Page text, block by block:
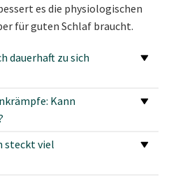
es die physiologischen
für guten Schlaf braucht.
dauerhaft zu sich
Kann
steckt viel